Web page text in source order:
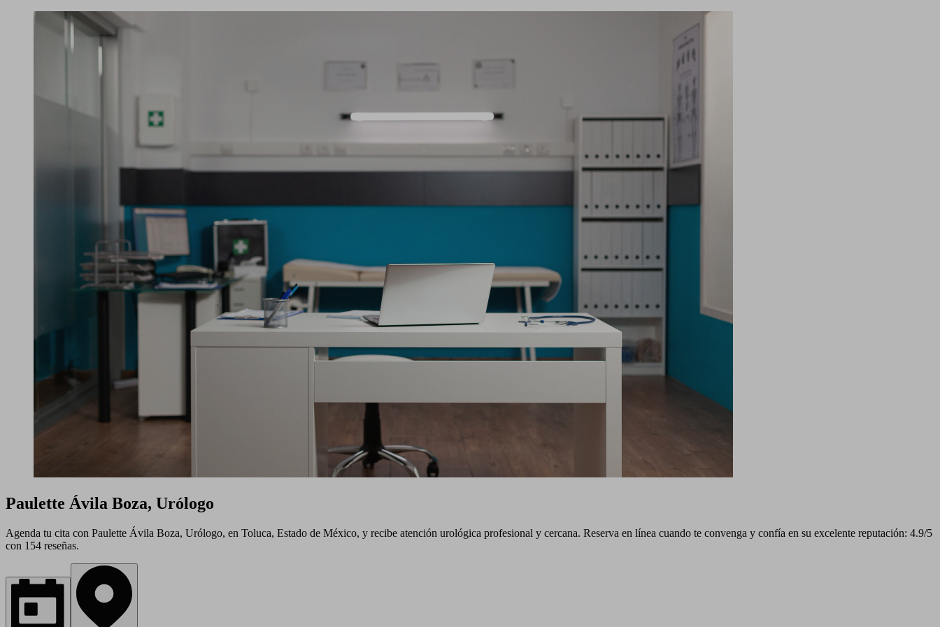
Paulette Ávila Boza, Urólogo
Agenda tu cita con Paulette Ávila Boza, Urólogo, en Toluca, Estado de México, y recibe atención urológica profesional y cercana. Reserva en línea cuando te convenga y confía en su excelente reputación: 4.9/5
con 154 reseñas.